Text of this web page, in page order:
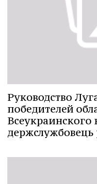
Руководство
победителей
держслужбовець